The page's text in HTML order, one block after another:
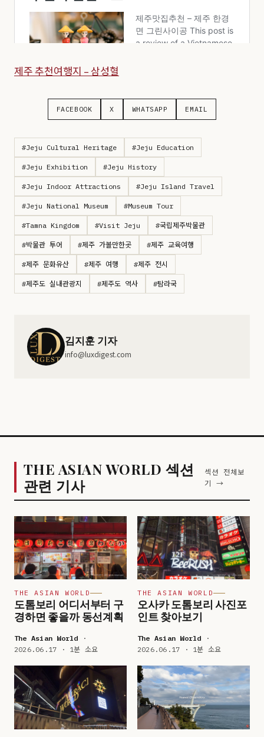
제주 추천여행지 – 삼성혈
FACEBOOK X WHATSAPP EMAIL
#Jeju Cultural Heritage #Jeju Education
#Jeju Exhibition #Jeju History
#Jeju Indoor Attractions #Jeju Island Travel
#Jeju National Museum #Museum Tour
#Tamna Kingdom #Visit Jeju #국립제주박물관
#박물관 투어 #제주 가볼만한곳 #제주 교육여행
#제주 문화유산 #제주 여행 #제주 전시
#제주도 실내관광지 #제주도 역사 #탐라국
김지훈 기자
info@luxdigest.com
THE ASIAN WORLD 섹션
관련 기사
섹션 전체보
기 →
THE ASIAN WORLD
도톰보리 어디서부터 구
경하면 좋을까 동선계획
The Asian World ·
2026.06.17 · 1분 소요
THE ASIAN WORLD
오사카 도톰보리 사진포
인트 찾아보기
The Asian World ·
2026.06.17 · 1분 소요